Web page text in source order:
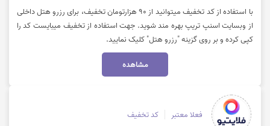
با استفاده از کد تخفیف میتوانید از 90 هزارتومان تخفیف، برای رزرو هتل داخلی
از وبسایت اسنپ تریپ بهره مند شوید. جهت استفاده از تخفیف میبایست کد را
کپی کرده و بر روی گزینه "رزرو هتل" کلیک نمایید.
مشاهده
فعلا معتبر کد تخفیف